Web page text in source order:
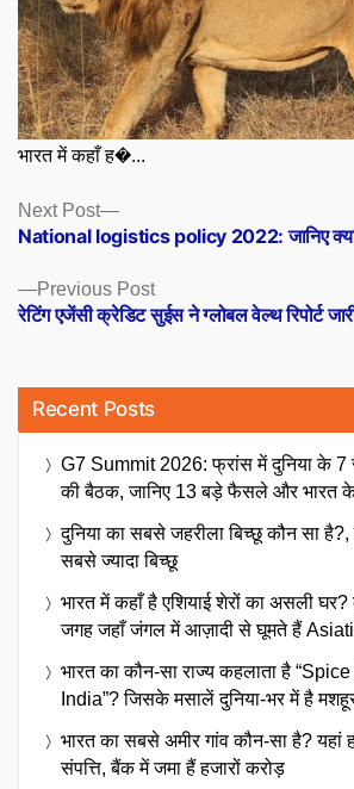
भारत में कहाँ ह�...
Posts
navigation
Previous PostPrevious
post:
रेटिंग एजेंसी क्रेडिट सुईस ने ग्लोबल वेल्थ रिपोर्ट
Next Post
Next
post:
National logistics policy 2022: जानिए क्या
Recent Posts
G7 Summit 2026: फ्रांस में दुनिया के 7
की बैठक, जानिए 13 बड़े फैसले और भारत के
दुनिया का सबसे जहरीला बिच्छू कौन सा
सबसे ज्यादा बिच्छू
भारत में कहाँ है एशियाई शेरों का असली घर?
जगह जहाँ जंगल में आज़ादी से घूमते हैं
भारत का कौन-सा राज्य कहलाता है
India”? जिसके मसालें दुनिया-भर में है
भारत का सबसे अमीर गांव कौन-सा है? यहां
संपत्ति, बैंक में जमा हैं हजारों करोड़